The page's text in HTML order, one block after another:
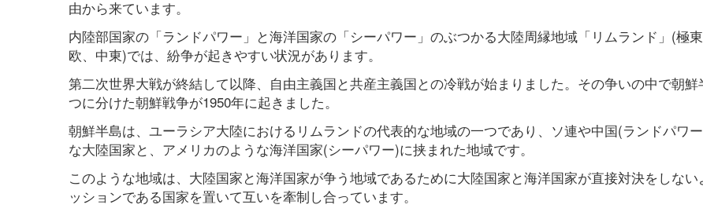
由から来ています。
内陸部国家の「ランドパワー」と海洋国家の「シーパワー」のぶつかる大陸周縁地域「リムランド」(極
欧、中東)では、紛争が起きやすい状況があります。
第二次世界大戦が終結して以降、自由主義国と共産主義国との冷戦が始まりました。その争いの中で朝鮮
つに分けた朝鮮戦争が1950年に起きました。
朝鮮半島は、ユーラシア大陸におけるリムランドの代表的な地域の一つであり、ソ連や中国(ランドパワ
な大陸国家と、アメリカのような海洋国家(シーパワー)に挟まれた地域です。
このような地域は、大陸国家と海洋国家が争う地域であるために大陸国家と海洋国家が直接対決をしない
ッションである国家を置いて互いを牽制し合っています。